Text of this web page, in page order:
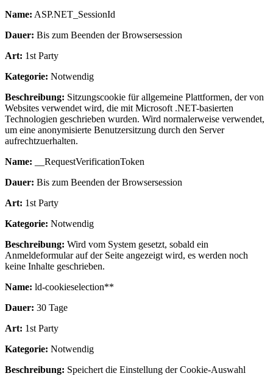
Name: ASP.NET_SessionId
Dauer: Bis zum Beenden der Browsersession
Art: 1st Party
Kategorie: Notwendig
Beschreibung: Sitzungscookie für allgemeine Plattformen, der von
Websites verwendet wird, die mit Microsoft .NET-basierten
Technologien geschrieben wurden. Wird normalerweise verwendet,
um eine anonymisierte Benutzersitzung durch den Server
aufrechtzuerhalten.
Name: __RequestVerificationToken
Dauer: Bis zum Beenden der Browsersession
Art: 1st Party
Kategorie: Notwendig
Beschreibung: Wird vom System gesetzt, sobald ein
Anmeldeformular auf der Seite angezeigt wird, es werden noch
keine Inhalte geschrieben.
Name: ld-cookieselection**
Dauer: 30 Tage
Art: 1st Party
Kategorie: Notwendig
Beschreibung: Speichert die Einstellung der Cookie-Auswahl